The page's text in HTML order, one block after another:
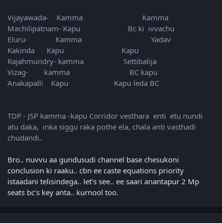
Vijayawada- Kamma Kamma
Machilipatnam- Kapu Bc ki ivvachu
Eluru- Kamma Yadav
Kakinda Kapu Kapu
Rajahmundry- kamma Settibalija
Vizag- kamma BC kapu
Anakapalli Kapu Kapu leda BC
TDP - JSP kamma -kapu Corridor vesthara enti etu nundi
atu daka, inka siggu raka pothe ela, chala anti vasthadi
chudandi..
Bro.. nuvvu aa gundusudi channel base chesukoni
conclusion ki raaku.. cbn ee caste equations priority
istaadani telisindega.. let’s see.. ee saari anantapur 2 Mp
seats bc’s key anta.. kurnool too.